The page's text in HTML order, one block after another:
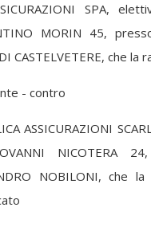
SPA,
MORIN 45,
CASTELVETERE, che la
- contro
ASSICURAZIONI
NICOTERA
NOBILONI, che